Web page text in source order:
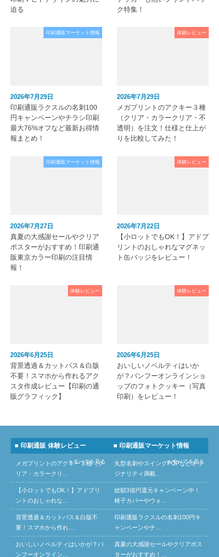
迫る
ク特集！
印刷通販マーケット情報
2026年7月29日
印刷通販ラクスルの名刺100
円キャンペーンやチラシ印刷
最大76%オフなど最新お得情
報まとめ！
体験レビュー
2026年7月29日
メガプリントのアクキー３種
（クリア・カラークリア・不
透明）を注文！仕様と仕上が
りを比較してみた！
印刷通販マーケット情報
2026年7月27日
真夏の大感謝セールやクリア
ポスターがおすすめ！印刷通
販東京カラー印刷の注目情
報！
体験レビュー
2026年7月22日
【小ロットでもOK！】アドプ
リントのおしゃれなマグネッ
ト缶バッジをレビュー！
体験レビュー
2026年6月25日
背景透過＆カットパス＆白版
不要！スマホから作れるアク
スタ作成レビュー【印刷の通
販グラフィック】
体験レビュー
2026年6月25日
おいしいノベルティはいか
が？バンフーオンラインショ
ップのフォトクッキー（写真
印刷）をレビュー！
■ 印刷通販 体験レビュー
» すべてを見る
メガプリントのアクキー３種（ク
リア・カラークリ…
【小ロットでもOK！】アドプリ
ントのおしゃれな…
背景透過＆カットパス＆白版不
要！スマホから作れ…
おいしいノベルティはいかが？バ
ンフーオンライン…
■ 印刷通販マーケット情報
» すべてを見る
丸型名刺やスイングPOPなどオリ
ジナリティ満載…
総額3億円還元キャンペーン中！
椅子カバーやウォ…
印刷通販ラクスルの名刺100円キ
ャンペーンやチ…
真夏の大感謝セールやクリアポス
ターがおすすめ！…